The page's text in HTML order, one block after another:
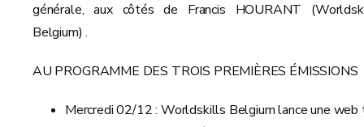
générale, aux côtés de Francis HOURANT
Belgium) .
AU PROGRAMME DES TROIS PREMIÈRES ÉMISSIONS
Mercredi 02/12 : Worldskills Belgium lance une web